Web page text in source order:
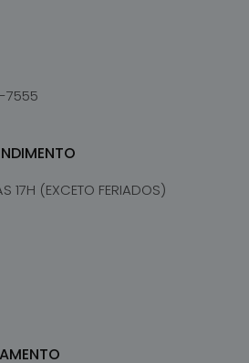
7555
17H (EXCETO FERIADOS)